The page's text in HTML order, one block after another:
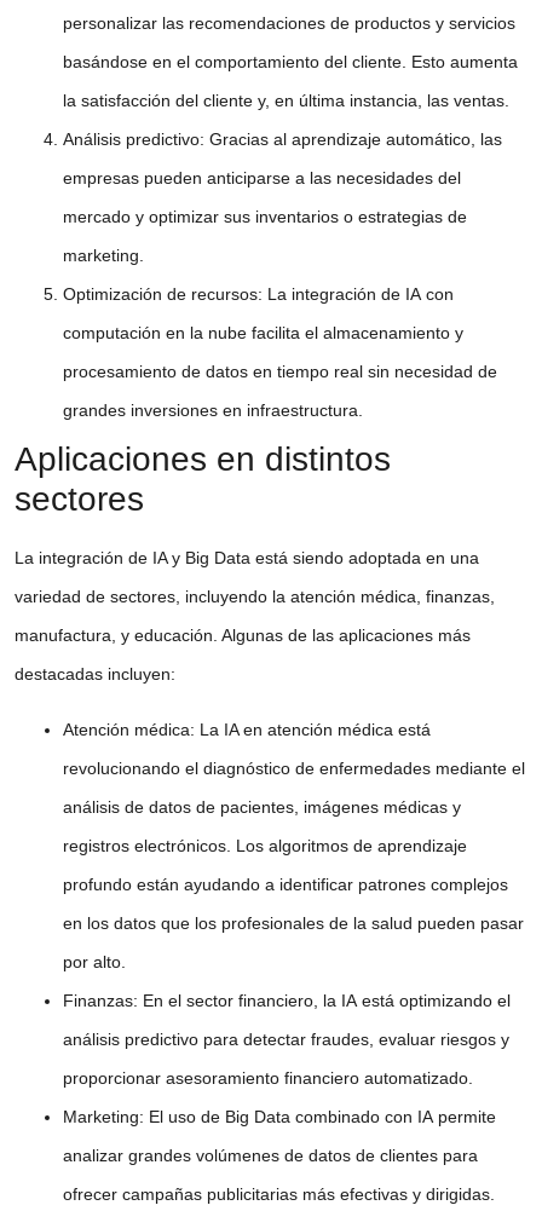
personalizar las recomendaciones de productos y servicios
basándose en el comportamiento del cliente. Esto aumenta
la satisfacción del cliente y, en última instancia, las ventas.
Análisis predictivo: Gracias al aprendizaje automático , las
empresas pueden anticiparse a las necesidades del
mercado y optimizar sus inventarios o estrategias de
marketing.
Optimización de recursos: La integración de IA con
computación en la nube facilita el almacenamiento y
procesamiento de datos en tiempo real sin necesidad de
grandes inversiones en infraestructura.
Aplicaciones en distintos
sectores
La integración de IA y Big Data está siendo adoptada en una
variedad de sectores, incluyendo la atención médica, finanzas,
manufactura, y educación. Algunas de las aplicaciones más
destacadas incluyen:
Atención médica: La IA en atención médica está
revolucionando el diagnóstico de enfermedades mediante el
análisis de datos de pacientes, imágenes médicas y
registros electrónicos. Los algoritmos de aprendizaje
profundo están ayudando a identificar patrones complejos
en los datos que los profesionales de la salud pueden pasar
por alto.
Finanzas: En el sector financiero, la IA está optimizando el
análisis predictivo para detectar fraudes, evaluar riesgos y
proporcionar asesoramiento financiero automatizado.
Marketing: El uso de Big Data combinado con IA permite
analizar grandes volúmenes de datos de clientes para
ofrecer campañas publicitarias más efectivas y dirigidas.